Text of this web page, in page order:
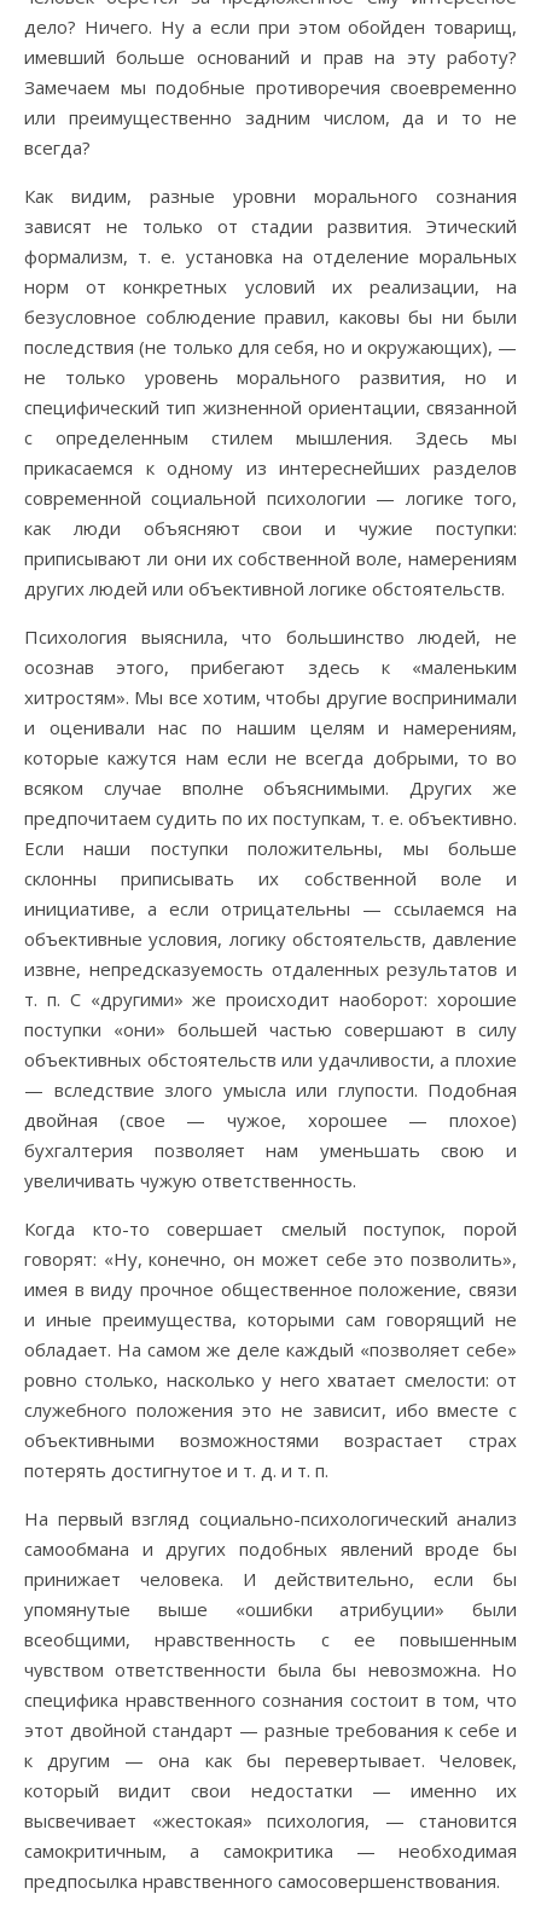
дело? Ничего. Ну а если при этом обойден товарищ,
имевший больше оснований и прав на эту работу?
Замечаем мы подобные противоречия своевременно
или преимущественно задним числом, да и то не
всегда?
Как видим, разные уровни морального сознания
зависят не только от стадии развития. Этический
формализм, т. е. установка на отделение моральных
норм от конкретных условий их реализации, на
безусловное соблюдение правил, каковы бы ни были
последствия (не только для себя, но и окружающих), —
не только уровень морального развития, но и
специфический тип жизненной ориентации, связанной
с определенным стилем мышления. Здесь мы
прикасаемся к одному из интереснейших разделов
современной социальной психологии — логике того,
как люди объясняют свои и чужие поступки:
приписывают ли они их собственной воле, намерениям
других людей или объективной логике обстоятельств.
Психология выяснила, что большинство людей, не
осознав этого, прибегают здесь к «маленьким
хитростям». Мы все хотим, чтобы другие воспринимали
и оценивали нас по нашим целям и намерениям,
которые кажутся нам если не всегда добрыми, то во
всяком случае вполне объяснимыми. Других же
предпочитаем судить по их поступкам, т. е. объективно.
Если наши поступки положительны, мы больше
склонны приписывать их собственной воле и
инициативе, а если отрицательны — ссылаемся на
объективные условия, логику обстоятельств, давление
извне, непредсказуемость отдаленных результатов и
т. п. С «другими» же происходит наоборот: хорошие
поступки «они» большей частью совершают в силу
объективных обстоятельств или удачливости, а плохие
— вследствие злого умысла или глупости. Подобная
двойная (свое — чужое, хорошее — плохое)
бухгалтерия позволяет нам уменьшать свою и
увеличивать чужую ответственность.
Когда кто-то совершает смелый поступок, порой
говорят: «Ну, конечно, он может себе это позволить»,
имея в виду прочное общественное положение, связи
и иные преимущества, которыми сам говорящий не
обладает. На самом же деле каждый «позволяет себе»
ровно столько, насколько у него хватает смелости: от
служебного положения это не зависит, ибо вместе с
объективными возможностями возрастает страх
потерять достигнутое и т. д. и т. п.
На первый взгляд социально-психологический анализ
самообмана и других подобных явлений вроде бы
принижает человека. И действительно, если бы
упомянутые выше «ошибки атрибуции» были
всеобщими, нравственность с ее повышенным
чувством ответственности была бы невозможна. Но
специфика нравственного сознания состоит в том, что
этот двойной стандарт — разные требования к себе и
к другим — она как бы перевертывает. Человек,
который видит свои недостатки — именно их
высвечивает «жестокая» психология, — становится
самокритичным, а самокритика — необходимая
предпосылка нравственного самосовершенствования.